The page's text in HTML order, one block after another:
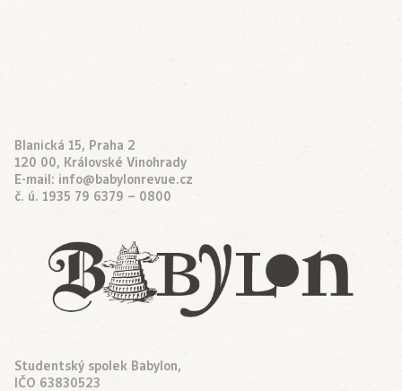
Blanická 15, Praha 2
120 00, Královské Vinohrady
E-mail: info@babylonrevue.cz
č. ú. 1935 79 6379 – 0800
Studentský spolek Babylon,
IČO 63830523